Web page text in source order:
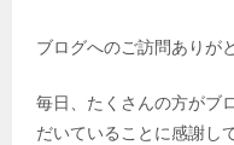
ブログへのご訪問ありが
毎日、たくさんの方がブ
だいていることに感謝し